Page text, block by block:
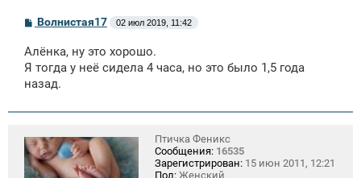
С
о
б
щ
н
е
Волнистая17 02 июл 2019, 11:42
Алёнка, ну это хорошо.
Я тогда у неё сидела 4 часа, но это было 1,5 года
назад.
Птичка Феникс
Сообщения: 16535
Зарегистрирован: 15 июн 2011, 12:21
Пол: Женский